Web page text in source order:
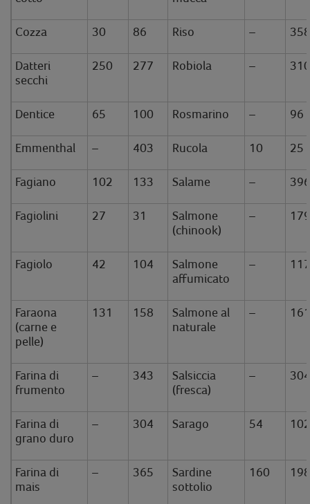
Cozza 30 86 Riso –
Datteri
secchi
250 277 Robiola –
Dentice 65 100 Rosmarino – 96
Emmenthal – 403 Rucola 10 25
Fagiano 102 133 Salame –
Fagiolini 27 31
Salmone
(chinook)
–
Fagiolo 42 104
Salmone
affumicato
–
Faraona
(carne e
pelle)
131 158
Salmone al
naturale
–
Farina di
frumento
– 343
Salsiccia
(fresca)
–
Farina di
grano duro
– 304 Sarago 54
Farina di
mais
– 365
Sardine
sottolio
160